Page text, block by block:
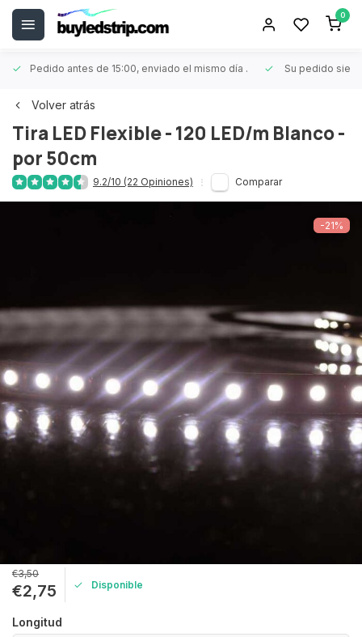
0
Pedido antes de 15:00, enviado el mismo día . Su pedido
Volver atrás
Tira LED Flexible - 120 LED/m Blanco -
por 50cm
9.2/10 (22 Opiniones) Comparar
-21%
€3,50
€2,75 Disponible
Longitud